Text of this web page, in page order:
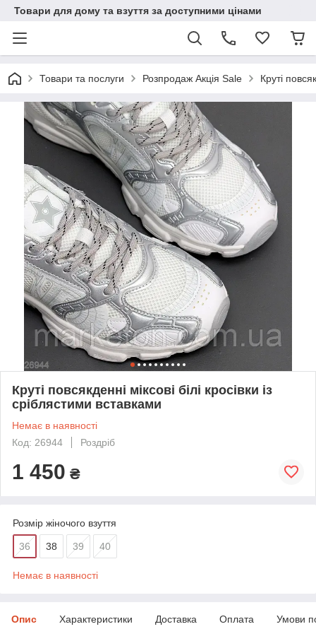
Товари для дому та взуття за доступними цінами
Товари та послуги Розпродаж Акція Sale Круті
Круті повсякденні міксові білі кросівки із
сріблястими вставками
Немає в наявності
Код: 26944
Роздріб
1 450 ₴
Розмір жіночого взуття
36 38 39 40
Немає в наявності
Опис Характеристики Доставка Оплата Умови